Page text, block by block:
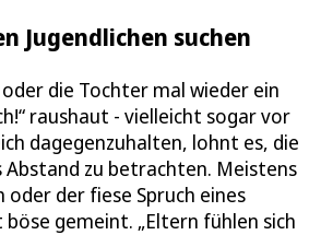
Jugendlichen suchen
die Tochter mal wieder ein
raushaut - vielleicht sogar vor
dagegenzuhalten, lohnt es, die
zu betrachten. Meistens
der fiese Spruch eines
gemeint. „Eltern fühlen sich